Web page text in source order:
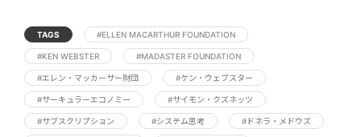
TAGS #ELLEN MACARTHUR FOUNDATION
#KEN WEBSTER #MADASTER FOUNDATION
#エレン・マッカーサー財団 #ケン・ウェブスター
#サーキュラーエコノミー #サイモン・クズネッツ
#サブスクリプション #システム思考 #ドネラ・メドウズ